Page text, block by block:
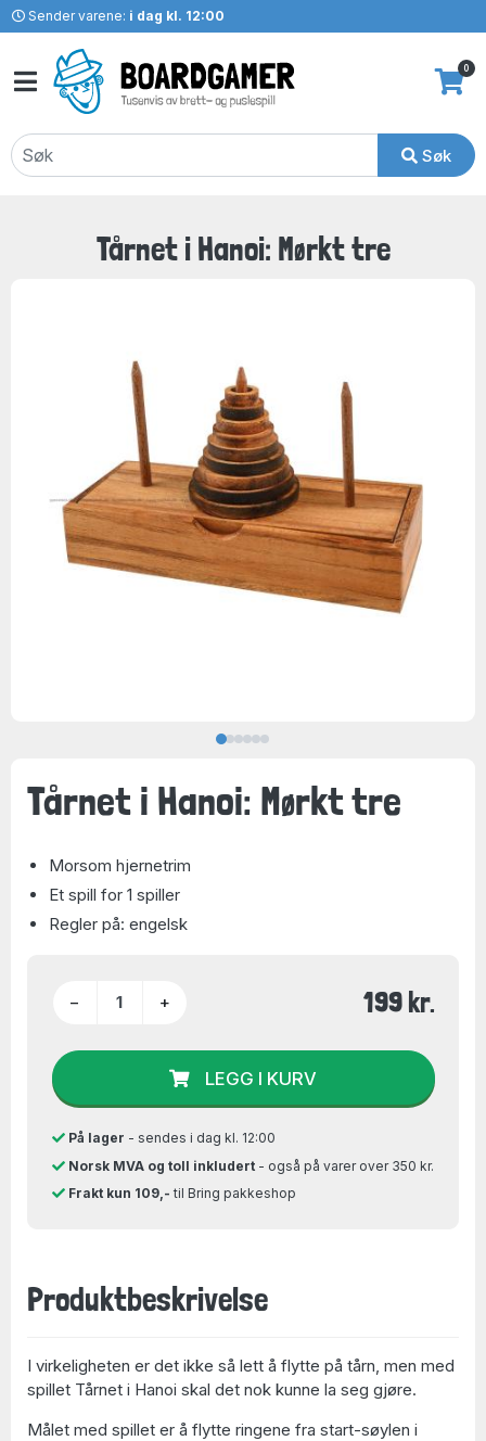
Sender varene: i dag kl. 12:00
Søk
0
Tårnet i Hanoi: Mørkt tre
Tårnet i Hanoi: Mørkt tre
Morsom hjernetrim
Et spill for 1 spiller
Regler på: engelsk
− + 199 kr.
LEGG I KURV
På lager - sendes i dag kl. 12:00
Norsk MVA og toll inkludert- også på varer over 350 kr.
Frakt kun 109,- til Bring pakkeshop
Produktbeskrivelse
I virkeligheten er det ikke så lett å flytte på tårn, men med
spillet Tårnet i Hanoi skal det nok kunne la seg gjøre.
Målet med spillet er å flytte ringene fra start-søylen i